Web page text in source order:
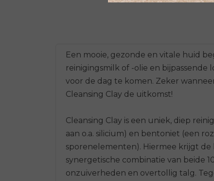
Een mooie, gezonde en vitale huid
reinigingsmilk of -olie en
voor de dag te komen. Zeker
Cleansing Clay de uitkomst!
Cleansing Clay is een uniek, diep
aan o.a. silicium) en bentoniet (een
sporenelementen). Hiermee krijgt de
synergetische combinatie van beide
onzuiverheden en overtollig talg.